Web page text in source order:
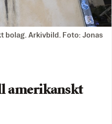
bolag. Arkivbild. Foto: Jonas
amerikanskt